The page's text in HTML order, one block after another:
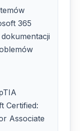
365
Certified:
Associate